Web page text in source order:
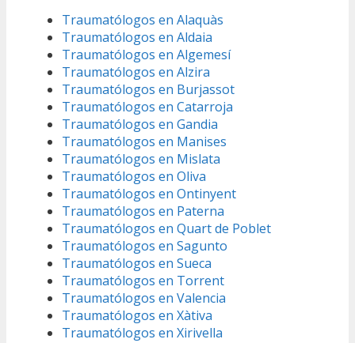
Traumatólogos en Alaquàs
Traumatólogos en Aldaia
Traumatólogos en Algemesí
Traumatólogos en Alzira
Traumatólogos en Burjassot
Traumatólogos en Catarroja
Traumatólogos en Gandia
Traumatólogos en Manises
Traumatólogos en Mislata
Traumatólogos en Oliva
Traumatólogos en Ontinyent
Traumatólogos en Paterna
Traumatólogos en Quart de Poblet
Traumatólogos en Sagunto
Traumatólogos en Sueca
Traumatólogos en Torrent
Traumatólogos en Valencia
Traumatólogos en Xàtiva
Traumatólogos en Xirivella